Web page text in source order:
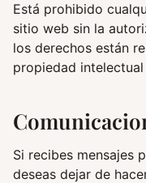
Está prohibido
sitio web sin la
los derechos están
propiedad
Si recibes mensajes
deseas dejar de